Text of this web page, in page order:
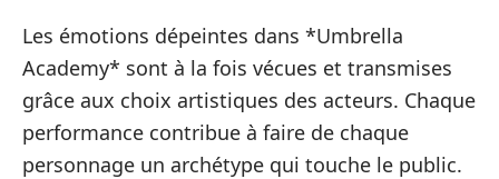
Les émotions dépeintes dans *Umbrella
Academy* sont à la fois vécues et transmises
grâce aux choix artistiques des acteurs. Chaque
performance contribue à faire de chaque
personnage un archétype qui touche le public.